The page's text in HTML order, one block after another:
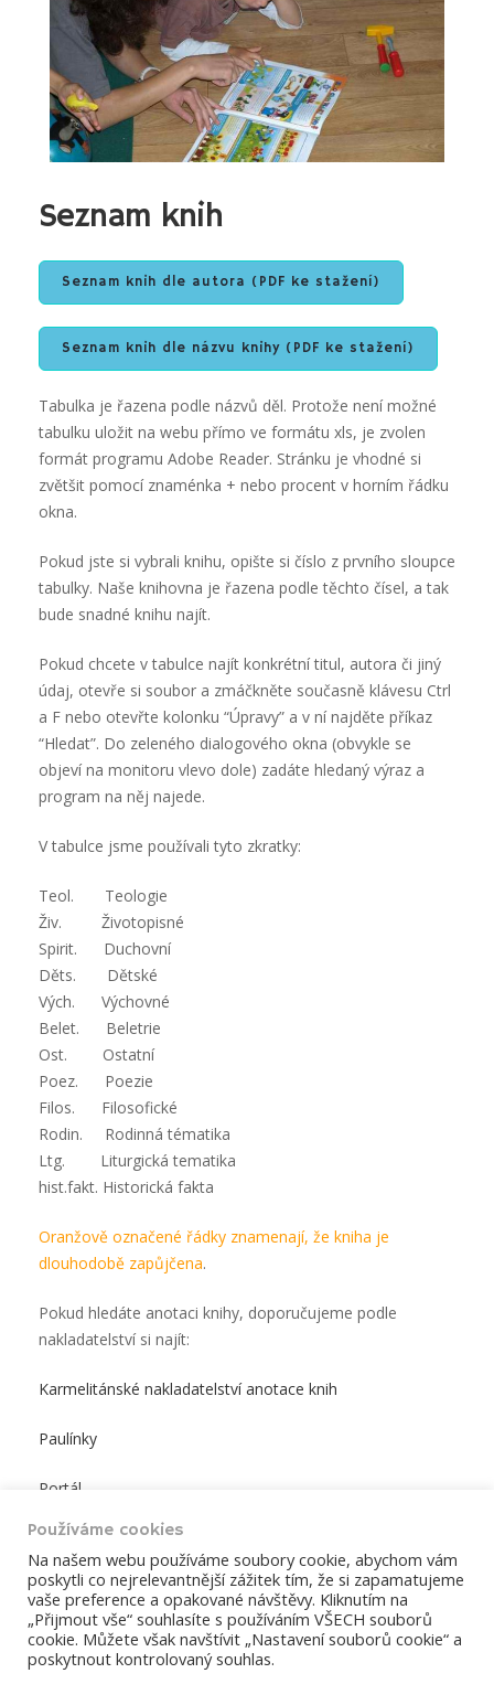
Seznam knih
Seznam knih dle autora (PDF ke stažení)
Seznam knih dle názvu knihy (PDF ke stažení)
Tabulka je řazena podle názvů děl. Protože není možné
tabulku uložit na webu přímo ve formátu xls, je zvolen
formát programu Adobe Reader. Stránku je vhodné si
zvětšit pomocí znaménka + nebo procent v horním řádku
okna.
Pokud jste si vybrali knihu, opište si číslo z prvního sloupce
tabulky. Naše knihovna je řazena podle těchto čísel, a tak
bude snadné knihu najít.
Pokud chcete v tabulce najít konkrétní titul, autora či jiný
údaj, otevře si soubor a zmáčkněte současně klávesu Ctrl
a F nebo otevřte kolonku “Úpravy” a v ní najděte příkaz
“Hledat”. Do zeleného dialogového okna (obvykle se
objeví na monitoru vlevo dole) zadáte hledaný výraz a
program na něj najede.
V tabulce jsme používali tyto zkratky:
Teol. Teologie
Živ. Životopisné
Spirit. Duchovní
Děts. Dětské
Vých. Výchovné
Belet. Beletrie
Ost. Ostatní
Poez. Poezie
Filos. Filosofické
Rodin. Rodinná tématika
Ltg. Liturgická tematika
hist.fakt. Historická fakta
Oranžově označené řádky znamenají, že kniha je
dlouhodobě zapůjčena.
Pokud hledáte anotaci knihy, doporučujeme podle
nakladatelství si najít:
Karmelitánské nakladatelství anotace knih
Paulínky
Portál
Těšíme se na Vaši návštěvu!
ÚVOD ČLÁNKY
BOHOSLUŽBY
KALENDÁŘ AKCÍ
Používáme cookies
Na našem webu používáme soubory cookie, abychom vám
poskytli co nejrelevantnější zážitek tím, že si zapamatujeme
vaše preference a opakované návštěvy. Kliknutím na
„Přijmout vše“ souhlasíte s používáním VŠECH souborů
cookie. Můžete však navštívit „Nastavení souborů cookie“ a
poskytnout kontrolovaný souhlas.